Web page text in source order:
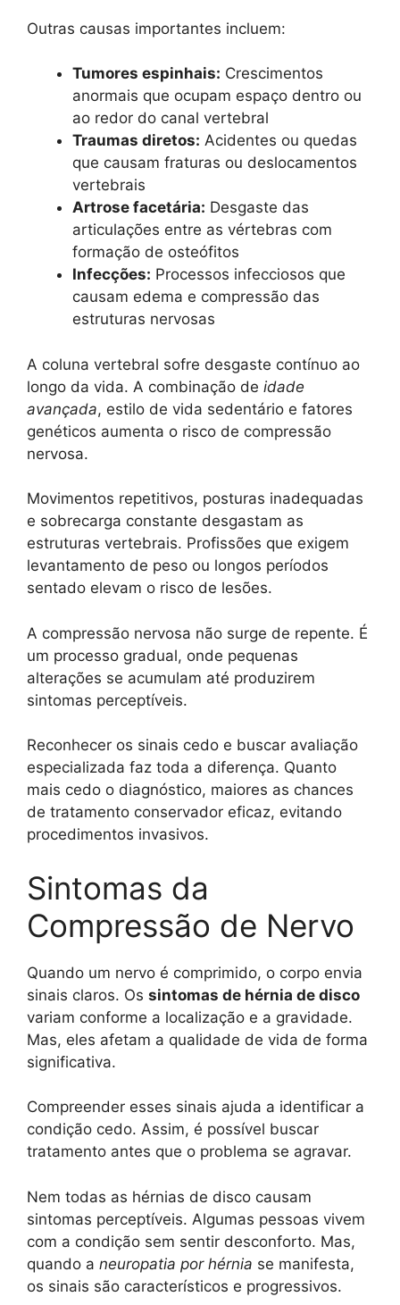
Outras causas importantes incluem:
Tumores espinhais: Crescimentos
anormais que ocupam espaço dentro ou
ao redor do canal vertebral
Traumas diretos: Acidentes ou quedas
que causam fraturas ou deslocamentos
vertebrais
Artrose facetária: Desgaste das
articulações entre as vértebras com
formação de osteófitos
Infecções: Processos infecciosos que
causam edema e compressão das
estruturas nervosas
A coluna vertebral sofre desgaste contínuo ao
longo da vida. A combinação de idade
avançada, estilo de vida sedentário e fatores
genéticos aumenta o risco de compressão
nervosa.
Movimentos repetitivos, posturas inadequadas
e sobrecarga constante desgastam as
estruturas vertebrais. Profissões que exigem
levantamento de peso ou longos períodos
sentado elevam o risco de lesões.
A compressão nervosa não surge de repente. É
um processo gradual, onde pequenas
alterações se acumulam até produzirem
sintomas perceptíveis.
Reconhecer os sinais cedo e buscar avaliação
especializada faz toda a diferença. Quanto
mais cedo o diagnóstico, maiores as chances
de tratamento conservador eficaz, evitando
procedimentos invasivos.
Sintomas da
Compressão de Nervo
Quando um nervo é comprimido, o corpo envia
sinais claros. Os sintomas de hérnia de disco
variam conforme a localização e a gravidade.
Mas, eles afetam a qualidade de vida de forma
significativa.
Compreender esses sinais ajuda a identificar a
condição cedo. Assim, é possível buscar
tratamento antes que o problema se agravar.
Nem todas as hérnias de disco causam
sintomas perceptíveis. Algumas pessoas vivem
com a condição sem sentir desconforto. Mas,
quando a neuropatia por hérnia se manifesta,
os sinais são característicos e progressivos.